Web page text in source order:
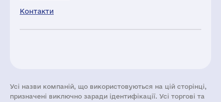
Контакти
Усі назви компаній, що використовуються на цій сторінці,
призначені виключно заради ідентифікації. Усі торгові та